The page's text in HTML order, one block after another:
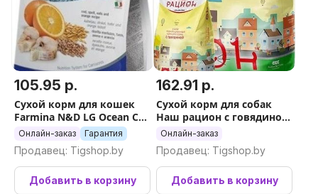
105.95 р.
Сухой корм для кошек
Farmina N&D LG Ocean Cat
Codfish & Orange 1.5 кг
Онлайн-заказ Гарантия
Продавец: Tigshop.by
Добавить в корзину
162.91 р.
Сухой корм для собак
Наш рацион с говядиной
15 кг
Онлайн-заказ
Продавец: Tigshop.by
Добавить в корзину